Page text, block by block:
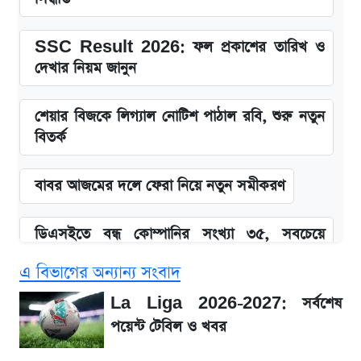
SSC Result 2026: ফল প্রকাশের তারিখ ও
দেখার নিয়ম জানুন
শেয়ার বিজকে লিগ্যাল নোটিশ পাঠাল রবি, শুরু নতুন
বিতর্ক
বাবর আজমের দলে ফেরা নিয়ে নতুন সমীকরণ
ডিএসইতে বন্ধ কোম্পানির সংখ্যা ৩৫, সবচেয়ে
Snapdragon 8 Gen 3 ফোনে নতুন চমক,
Redmi K80 নিয়ে আপডেট
এ বিভাগের অন্যান্য সংবাদ
La Liga 2026-2027: সর্বশেষ
পয়েন্ট টেবিল ও খবর